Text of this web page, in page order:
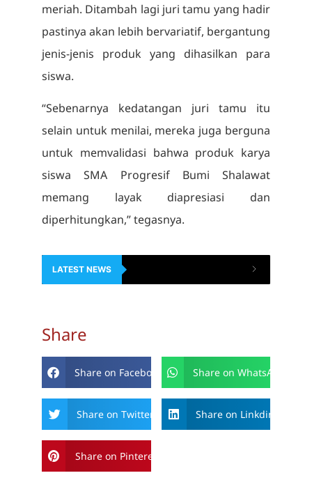
meriah. Ditambah lagi juri tamu yang hadir
pastinya akan lebih bervariatif, bergantung
jenis-jenis produk yang dihasilkan para
siswa.
“Sebenarnya kedatangan juri tamu itu
selain untuk menilai, mereka juga berguna
untuk memvalidasi bahwa produk karya
siswa SMA Progresif Bumi Shalawat
memang layak diapresiasi dan
diperhitungkan,” tegasnya.
LATEST NEWS
Share
Share on Facebook Share on WhatsApp
Share on Twitter Share on Linkdin
Share on Pinterest